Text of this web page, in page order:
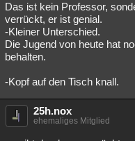
Das ist kein Professor,
verrückt, er ist genial.
-Kleiner Unterschied.
Die Jugend von heute hat
behalten.
-Kopf auf den Tisch knall.
25h.nox
ehemaliges Mitglied